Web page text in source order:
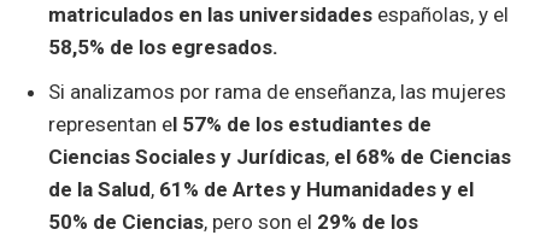
matriculados en las universidades españolas, y el
58,5% de los egresados.
Si analizamos por rama de enseñanza, las mujeres
representan el 57% de los estudiantes de
Ciencias Sociales y Jurídicas, el 68% de Ciencias
de la Salud, 61% de Artes y Humanidades y el
50% de Ciencias, pero son el 29% de los